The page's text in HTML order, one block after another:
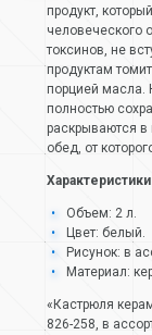
продукт,
человеческого
токсинов, не
продуктам
порцией масла.
полностью
раскрываются в
обед, от
Объем: 2 л.
Цвет: белый.
Рисунок: в
Материал:
«Кастрюля
826-258, в